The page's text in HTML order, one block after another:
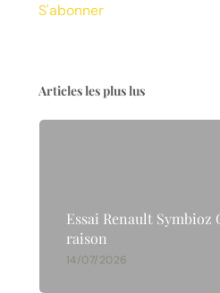
S'abonner
Articles les plus lus
Essai Renault Symbioz
raison
14/07/2026